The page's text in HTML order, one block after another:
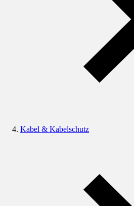
Kabel & Kabelschutz